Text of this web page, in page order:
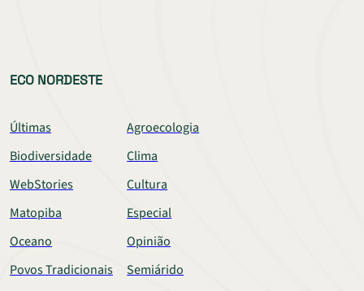
ECO NORDESTE
Últimas
Agroecologia
Biodiversidade
Clima
WebStories
Cultura
Matopiba
Especial
Oceano
Opinião
Povos Tradicionais
Semiárido